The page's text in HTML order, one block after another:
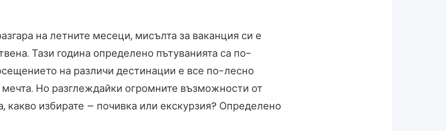
на летните месеци, мисълта за ваканция си е
Тази година определено пътуванията са по-
на различи дестинации е все по-лесно
Но разглеждайки огромните възможности от
какво избирате – почивка или екскурзия? Определено